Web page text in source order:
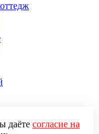
даёте согласие на